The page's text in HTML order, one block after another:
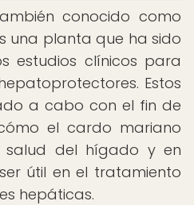
conocido como
una planta que ha sido
estudios clínicos para
Estos
a cabo con el fin de
el cardo mariano
salud del hígado y en
útil en el tratamiento
hepáticas.